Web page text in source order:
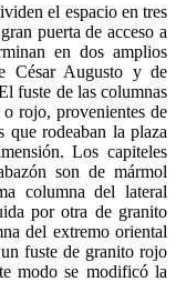
el espacio en tres
puerta de acceso a
en dos amplios
César Augusto y de
fuste de las columnas
rojo, provenientes de
que rodeaban la plaza
Los capiteles
son de mármol
columna del lateral
por otra de granito
del extremo oriental
fuste de granito rojo
modo se modificó la